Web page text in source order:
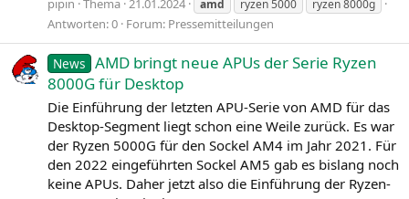
amd ryzen 5000 ryzen 8000g
Antworten: 0 Forum: Pressemitteilungen
News AMD bringt neue APUs der Serie Ryzen
8000G für Desktop
Die Einführung der letzten APU-Serie von AMD für das
Desktop-Segment liegt schon eine Weile zurück. Es war
der Ryzen 5000G für den Sockel AM4 im Jahr 2021. Für
den 2022 eingeführten Sockel AM5 gab es bislang noch
keine APUs. Daher jetzt also die Einführung der Ryzen-